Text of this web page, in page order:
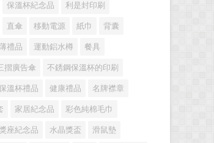
保溫杯紀念品 利是封印刷
直傘 移動電源 紙巾 背囊
禮品 運動鋁水樽 餐具
摺廣告傘 不銹鋼保溫杯的印刷
溫杯禮品 健康禮品 名牌襟章
家居紀念品 彩色純棉毛巾
座紀念品 水晶獎盃 滑鼠墊